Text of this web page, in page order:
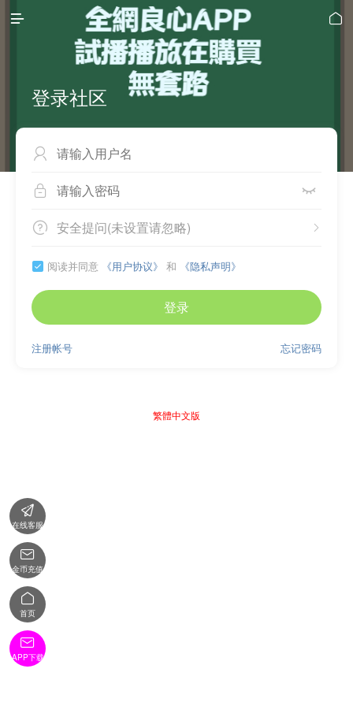
 
登录社区

 
 
安全提问(未设置请忽略)
 阅读并同意 《用户协议》 和 《隐私声明》
登录
忘记密码
注册帐号
繁體中文版

在线客服

金币充值

首页

APP下载